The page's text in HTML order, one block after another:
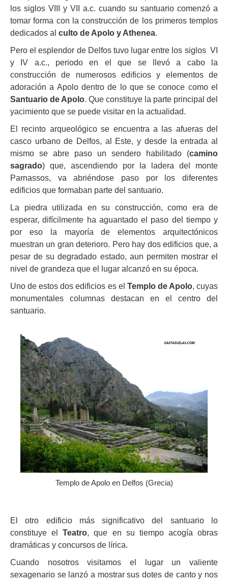
los siglos VIII y VII a.c. cuando su santuario comenzó a
tomar forma con la construcción de los primeros templos
dedicados al culto de Apolo y Athenea.
Pero el esplendor de Delfos tuvo lugar entre los siglos VI
y IV a.c., periodo en el que se llevó a cabo la
construcción de numerosos edificios y elementos de
adoración a Apolo dentro de lo que se conoce como el
Santuario de Apolo. Que constituye la parte principal del
yacimiento que se puede visitar en la actualidad.
El recinto arqueológico se encuentra a las afueras del
casco urbano de Delfos, al Este, y desde la entrada al
mismo se abre paso un sendero habilitado (camino
sagrado) que, ascendiendo por la ladera del monte
Parnassos, va abriéndose paso por los diferentes
edificios que formaban parte del santuario.
La piedra utilizada en su construcción, como era de
esperar, difícilmente ha aguantado el paso del tiempo y
por eso la mayoría de elementos arquitectónicos
muestran un gran deterioro. Pero hay dos edificios que, a
pesar de su degradado estado, aun permiten mostrar el
nivel de grandeza que el lugar alcanzó en su época.
Uno de estos dos edificios es el Templo de Apolo, cuyas
monumentales columnas destacan en el centro del
santuario.
Templo de Apolo en Delfos (Grecia)
El otro edificio más significativo del santuario lo
constituye elTeatro, que en su tiempo acogía obras
dramáticas y concursos de lírica.
Cuando nosotros visitamos el lugar un valiente
sexagenario se lanzó a mostrar sus dotes de canto y nos